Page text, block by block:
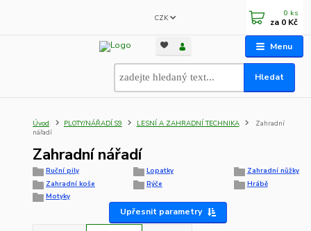
Menu
CZK
Hledat
0 ks
za 0 Kč
Úvod PLOTY/NÁŘADÍ.S9 LESNÍ A ZAHRADNÍ TECHNIKA
Zahradní
nářadí
Zahradní nářadí
Ruční pily Lopatky
Zahradní nůžky
Zahradní koše
Rýče
Hrábě
Motyky
Upřesnit parametry